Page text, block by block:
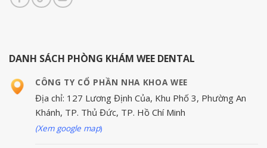
DANH SÁCH PHÒNG KHÁM WEE DENTAL
CÔNG TY CỔ PHẦN NHA KHOA WEE
Địa chỉ: 127 Lương Định Của, Khu Phố 3, Phường An
Khánh, TP. Thủ Đức, TP. Hồ Chí Minh
(Xem google map)